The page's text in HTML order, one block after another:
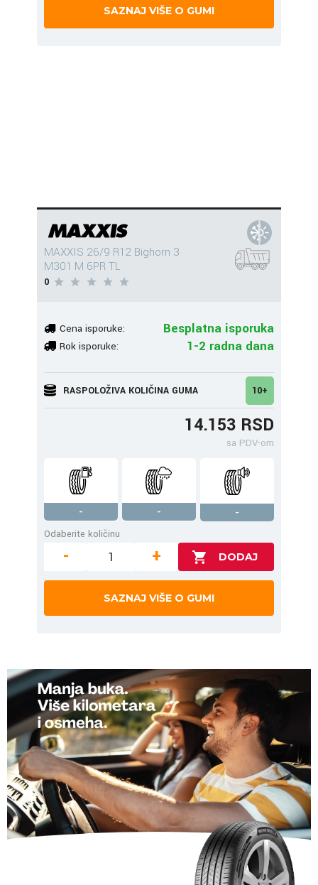
SAZNAJ VIŠE O GUMI
MAXXIS 26/9 R12 Bighorn 3
M301 M 6PR TL
0
Cena isporuke: Besplatna isporuka
Rok isporuke: 1-2 radna dana
RASPOLOŽIVA KOLIČINA GUMA 10+
14.153 RSD
sa PDV-om
- -
-
Odaberite količinu
- +
SAZNAJ VIŠE O GUMI